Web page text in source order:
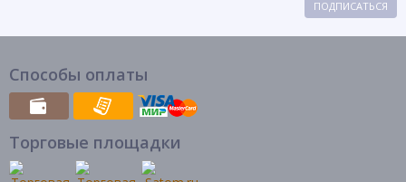
ПОДПИСАТЬСЯ
Способы оплаты
Торговые площадки